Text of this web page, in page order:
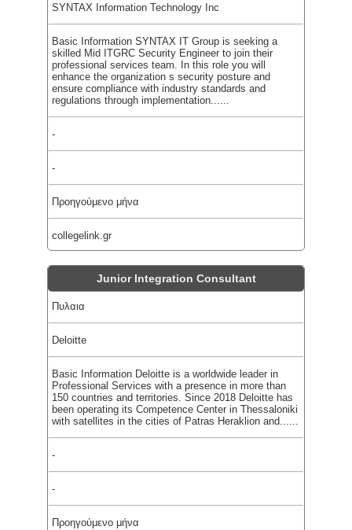
SYNTAX Information Technology Inc
Basic Information SYNTAX IT Group is seeking a
skilled Mid ITGRC Security Engineer to join their
professional services team. In this role you will
enhance the organization s security posture and
ensure compliance with industry standards and
regulations through implementation......
-
-
Προηγούμενο μήνα
collegelink.gr
Junior Integration Consultant
Πυλαια
Deloitte
Basic Information Deloitte is a worldwide leader in
Professional Services with a presence in more than
150 countries and territories. Since 2018 Deloitte has
been operating its Competence Center in Thessaloniki
with satellites in the cities of Patras Heraklion and......
-
-
Προηγούμενο μήνα